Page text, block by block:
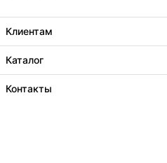
Клиентам
Где купить
Информация
Каталог
Новинки
Контакты